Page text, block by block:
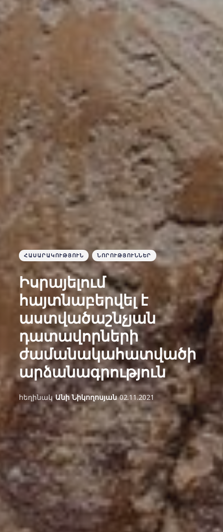
ՀԱՍԱՐԱԿՈՒԹՅՈՒՆ ՆՈՐՈՒԹՅՈՒՆՆԵՐ
Իսրայելում
հայտնաբերվել է
աստվածաշնչյան
դատավորների
ժամանակահատվածի
արձանագրություն
հեղինակ Անի Նիկողոսյան 02.11.2021